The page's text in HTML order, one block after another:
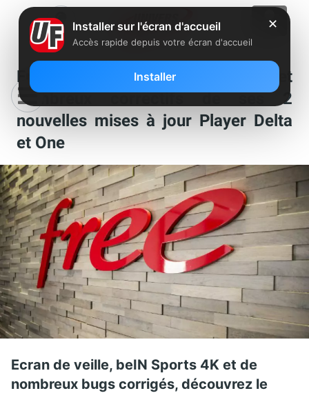
Free détaille les améliorations et
nombreux correctifs de ses 2
nouvelles mises à jour Player Delta
et One
Ecran de veille, beIN Sports 4K et de
nombreux bugs corrigés, découvrez le
✕
Installer sur l'écran d'accueil
Accès rapide depuis votre écran d'accueil
Installer